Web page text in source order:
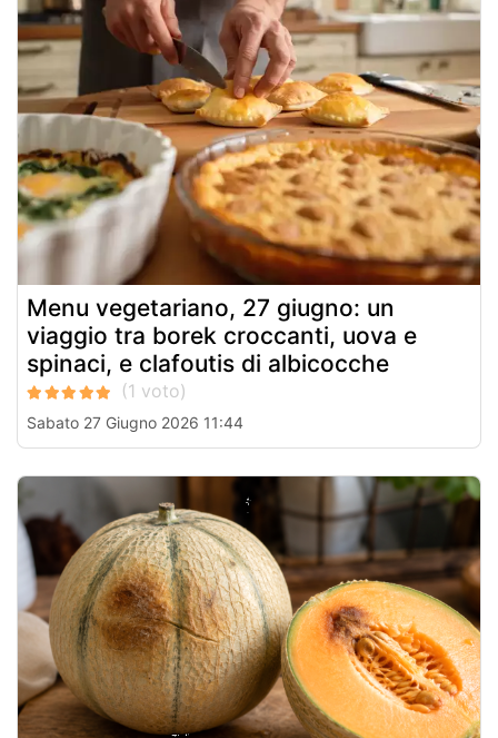
Menu vegetariano, 27 giugno: un
viaggio tra borek croccanti, uova e
spinaci, e clafoutis di albicocche
Sabato 27 Giugno 2026 11:44